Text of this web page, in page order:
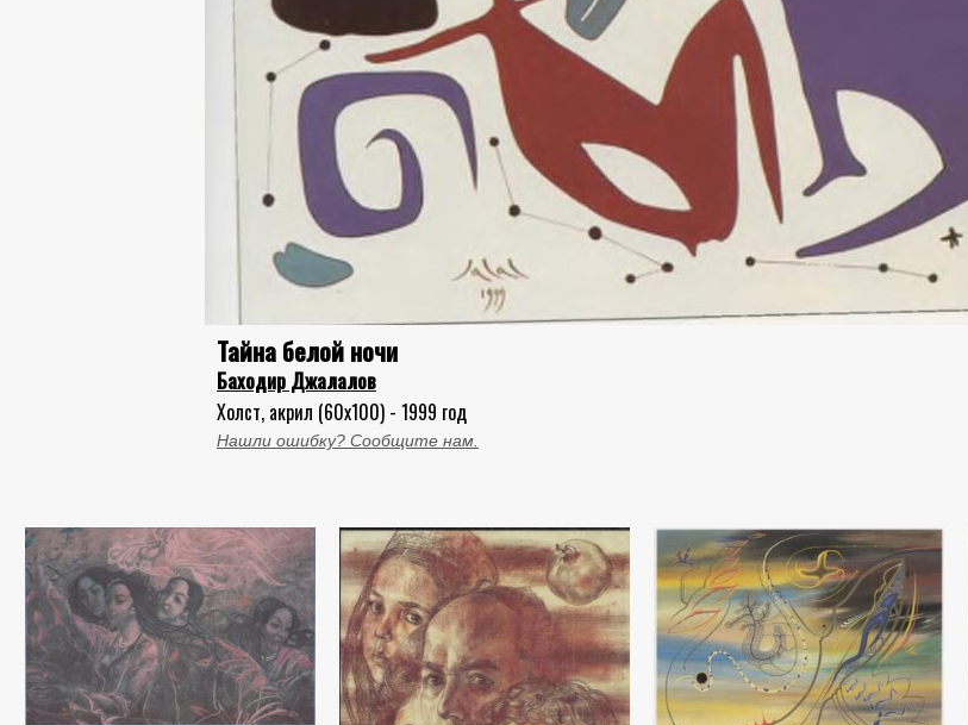
Тайна белой ночи
Баходир Джалалов
Холст, акрил (60x100) - 1999 год
Нашли ошибку? Сообщите нам.